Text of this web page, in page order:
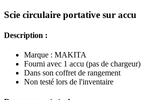
Scie circulaire portative sur accu
Description :
Marque : MAKITA
Fourni avec 1 accu (pas de chargeur)
Dans son coffret de rangement
Non testé lors de l'inventaire